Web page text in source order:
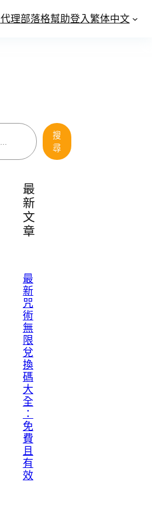
代理部落格幫助登入繁体中文
搜
尋
最
新
文
章
最
新
咒
術
無
限
兌
換
碼
大
全
：
免
費
且
有
效